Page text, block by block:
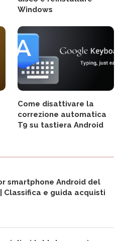
Windows
Come disattivare la
correzione automatica
T9 su tastiera Android
smartphone Android del
Classifica e guida acquisti